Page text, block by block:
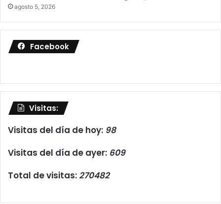
agosto 5, 2026
Facebook
Visitas:
Visitas del día de hoy: 98
Visitas del día de ayer: 609
Total de visitas: 270482